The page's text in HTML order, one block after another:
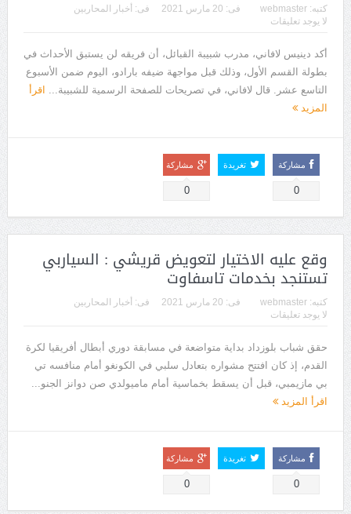
كتبه: webmaster فى: 20 مارس 2021 فى: أخبار المحاربين
لا يوجد تعليقات
أكد دينيس لافاني، مدرب شبيبة القبائل، أن فريقه لن يستبق الأحداث في
بطولة القسم الأول، وذلك قبل مواجهة ضيفه بارادو، اليوم ضمن الأسبوع
التاسع عشر. قال لافاني، في تصريحات للصفحة الرسمية للشبيبة...
اقرأ
المزيد
مشاركة
0
تغريدة مشاركة
0
وقع عليه الاختيار لتعويض قريشي : السياربي
تستنجد بخدمات تاسفاوت
كتبه: webmaster فى: 20 مارس 2021 فى: أخبار المحاربين
لا يوجد تعليقات
حقق شباب بلوزداد بداية متواضعة في مسابقة دوري أبطال أفريقيا لكرة
القدم، إذ كان افتتح مشواره بتعادل سلبي في الكونغو أمام منافسه تي
بي مازيمبي، قبل أن يسقط بخماسية أمام ماميولدي صن دوانز الجنو...
اقرأ المزيد
مشاركة
0
تغريدة مشاركة
0